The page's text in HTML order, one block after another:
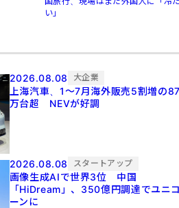
い」
2026.08.08 大企業
上海汽車、1～7月海外販売5割増の
万台超 NEVが好調
2026.08.08 スタートアップ
画像生成AIで世界3位 中国
「HiDream」、350億円調達でユニ
ーンに